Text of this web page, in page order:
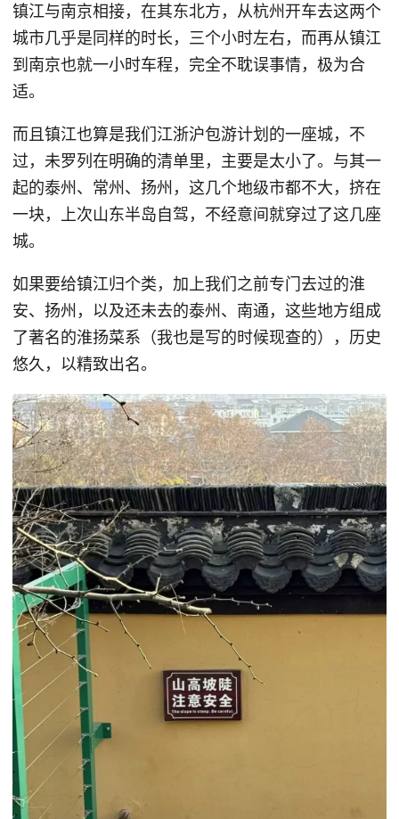
镇江与南京相接，在其东北方，从杭州开车去这两个
城市几乎是同样的时长，三个小时左右，而再从镇江
到南京也就一小时车程，完全不耽误事情，极为合
适。
而且镇江也算是我们江浙沪包游计划的一座城，不
过，未罗列在明确的清单里，主要是太小了。与其一
起的泰州、常州、扬州，这几个地级市都不大，挤在
一块，上次山东半岛自驾，不经意间就穿过了这几座
城。
如果要给镇江归个类，加上我们之前专门去过的淮
安、扬州，以及还未去的泰州、南通，这些地方组成
了著名的淮扬菜系（我也是写的时候现查的），历史
悠久，以精致出名。